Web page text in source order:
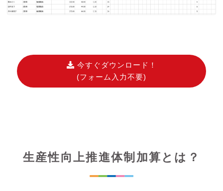
今すぐダウンロード！
(フォーム入力不要)
生産性向上推進体制加算とは？